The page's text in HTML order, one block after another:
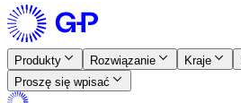
Produkty​​ Rozwiązanie​​ Kraje​​
Proszę się wpisać​​